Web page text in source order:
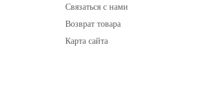
Связаться с нами
Возврат товара
Карта сайта